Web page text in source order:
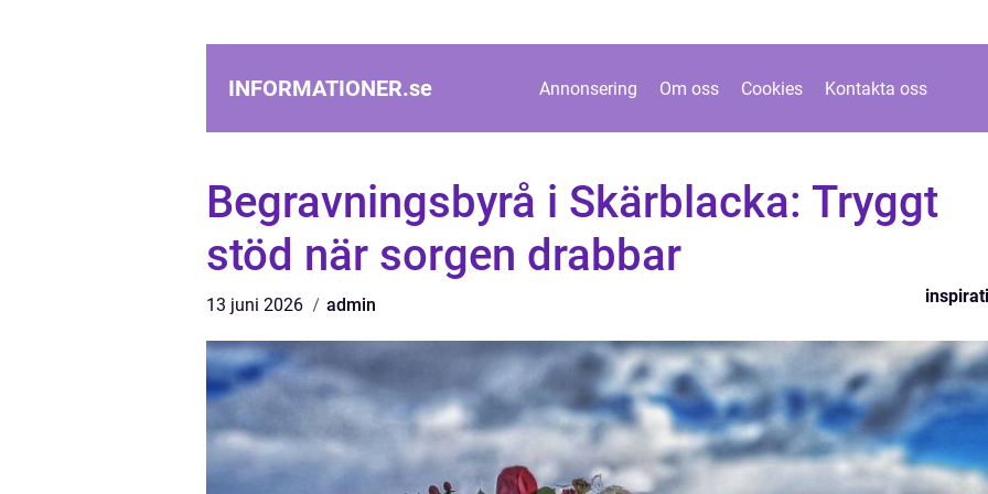
INFORMATIONER.se Annonsering Om oss Cookies Kontakta oss
Begravningsbyrå i Skärblacka: Tryggt
stöd när sorgen drabbar
13 juni 2026 admin